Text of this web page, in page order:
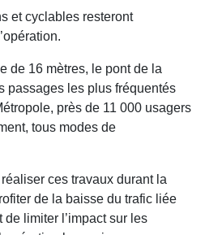
et cyclables resteront
de 16 mètres, le pont de la
passages les plus fréquentés
près de 11 000 usagers
tous modes de
ces travaux durant la
de la baisse du trafic liée
limiter l’impact sur les